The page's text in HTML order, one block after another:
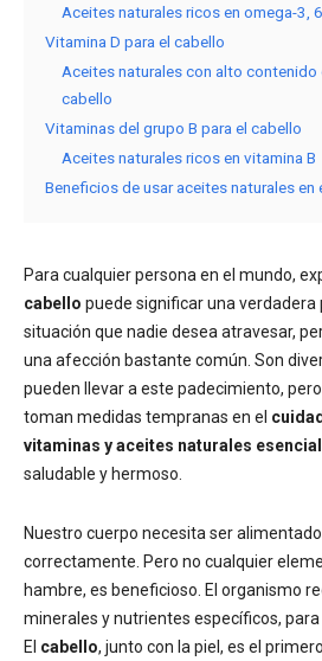
Aceites naturales ricos en omega-3,
Vitamina D para el cabello
Aceites naturales con alto contenido
cabello
Vitaminas del grupo B para el cabello
Aceites naturales ricos en vitamina B
Beneficios de usar aceites naturales en
Para cualquier persona en el mundo,
cabello puede significar una verdadera
situación que nadie desea atravesar,
una afección bastante común. Son
pueden llevar a este padecimiento,
toman medidas tempranas en el
vitaminas y aceites naturales
saludable y hermoso.
Nuestro cuerpo necesita ser
correctamente. Pero no cualquier
hambre, es beneficioso. El organismo
minerales y nutrientes específicos,
El cabello, junto con la piel, es el